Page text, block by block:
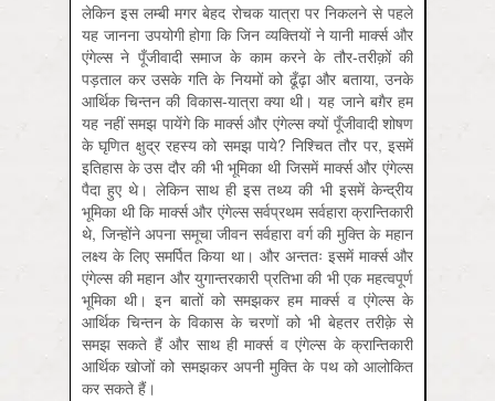
लेकिन इस लम्बी मगर बेहद रोचक यात्रा पर निकलने से पहले
यह जानना उपयोगी होगा कि जिन व्यक्तियों ने यानी मार्क्स और
एंगेल्स ने पूँजीवादी समाज के काम करने के तौर-तरीक़ों की
पड़ताल कर उसके गति के नियमों को ढूँढ़ा और बताया, उनके
आर्थिक चिन्तन की विकास-यात्रा क्या थी। यह जाने बग़ैर हम
यह नहीं समझ पायेंगे कि मार्क्स और एंगेल्स क्यों पूँजीवादी शोषण
के घृणित क्षुद्र रहस्य को समझ पाये? निश्चित तौर पर, इसमें
इतिहास के उस दौर की भी भूमिका थी जिसमें मार्क्स और एंगेल्स
पैदा हुए थे। लेकिन साथ ही इस तथ्य की भी इसमें केन्द्रीय
भूमिका थी कि मार्क्स और एंगेल्स सर्वप्रथम सर्वहारा क्रान्तिकारी
थे, जिन्होंने अपना समूचा जीवन सर्वहारा वर्ग की मुक्ति के महान
लक्ष्य के लिए समर्पित किया था। और अन्ततः इसमें मार्क्स और
एंगेल्स की महान और युगान्तरकारी प्रतिभा की भी एक महत्वपूर्ण
भूमिका थी। इन बातों को समझकर हम मार्क्स व एंगेल्स के
आर्थिक चिन्तन के विकास के चरणों को भी बेहतर तरीक़े से
समझ सकते हैं और साथ ही मार्क्स व एंगेल्स के क्रान्तिकारी
आर्थिक खोजों को समझकर अपनी मुक्ति के पथ को आलोकित
कर सकते हैं।